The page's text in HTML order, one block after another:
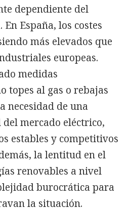
dependiente del
España, los costes
más elevados que
europeas.
medidas
topes al gas o rebajas
necesidad de una
mercado eléctrico,
estables y competitivos
la lentitud en el
renovables a nivel
burocrática para
la situación.